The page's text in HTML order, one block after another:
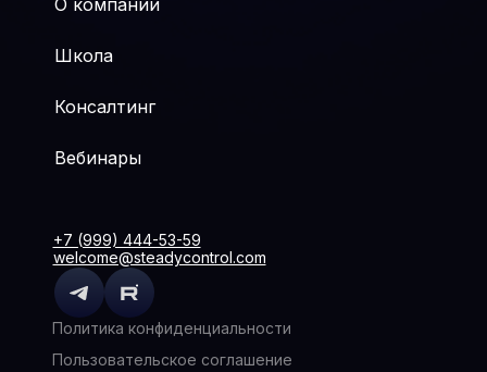
+7 (999) 444-53-59
welcome@steadycontrol.com
Пользовательское соглашение
Политика конфиденциальности
Школа
Консалтинг
Вебинары
О компании